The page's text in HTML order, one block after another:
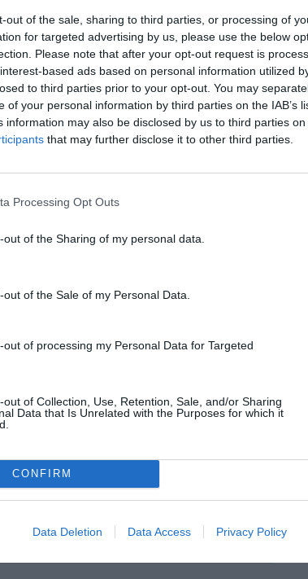
out of the sale, sharing to third parties, or processing of
for targeted advertising by us, please use the below
Please note that after your opt-out request is
based ads based on personal information utilized
to third parties prior to your opt-out. You may
of your personal information by third parties on the IAB’s
information may also be disclosed by us to third parties on
that may further disclose it to other third parties.
Processing Opt Outs
out of the Sharing of my personal data.
of the Sale of my Personal Data.
out of processing my Personal Data for Targeted
out of Collection, Use, Retention, Sale, and/or Sharing
Data that Is Unrelated with the Purposes for which it
CONFIRM
Data Deletion Data Access Privacy Policy
l’article ?
faites un don !
SOUTENIR